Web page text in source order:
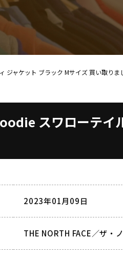
ジャケット ブラック Mサイズ 買い取りま
スワローテイ
2023年01月09日
THE NORTH FACE／ザ・